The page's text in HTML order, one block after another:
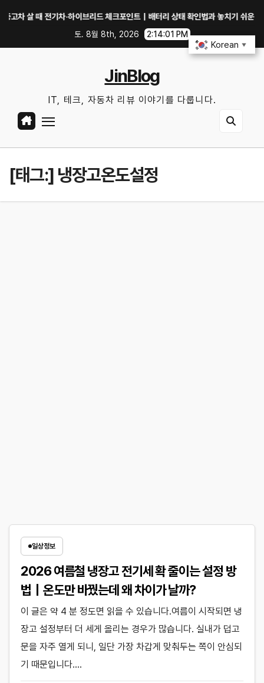
살 때 전기차·하이브리드 체크포인트｜배터리 상태 확인법과 놓치기 쉬운 위험 신호
토. 8월 8th, 2026
2:14:01 PM
JinBlog
IT, 테크, 자동차 리뷰 이야기를 다룹니다.
[태그:] 냉장고온도설정
일상정보
2026 여름철 냉장고 전기세 확 줄이는 설정 방
법｜온도만 바꿨는데 왜 차이가 날까?
이 글은 약 4 분 정도면 읽을 수 있습니다.여름이 시작되면 냉
장고 설정부터 더 세게 올리는 경우가 많습니다. 실내가 덥고
문을 자주 열게 되니, 일단 가장 차갑게 맞춰두는 쪽이 안심되
기 때문입니다.…
Korean ▼